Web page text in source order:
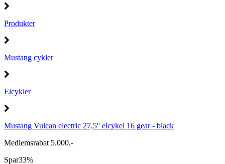
Produkter
Mustang cykler
Elcykler
Mustang Vulcan electric 27,5'' elcykel 16 gear - black
Medlemsrabat 5.000,-
Spar33%